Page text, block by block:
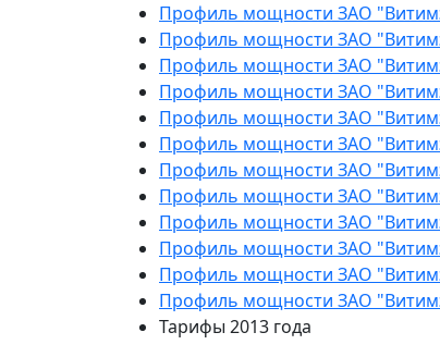
Профиль мощности ЗАО
Профиль мощности ЗАО
Профиль мощности ЗАО
Профиль мощности ЗАО
Профиль мощности ЗАО
Профиль мощности ЗАО
Профиль мощности ЗАО
Профиль мощности ЗАО
Профиль мощности ЗАО
Профиль мощности ЗАО
Профиль мощности ЗАО
Профиль мощности ЗАО
Тарифы 2013 года